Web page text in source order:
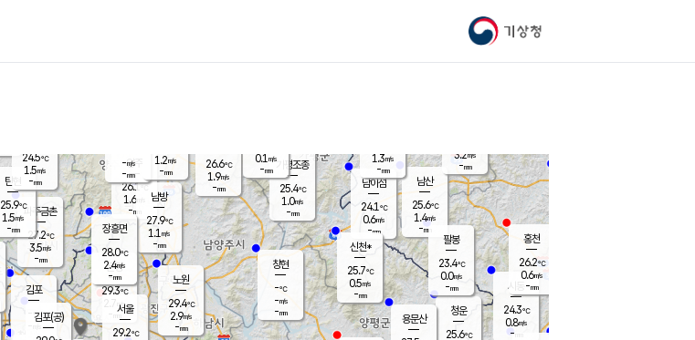
기상청
남이섬
24.1℃
0.6m/s
-mm
양주
26.1℃
1.6
-mm
남산
25.6℃
1.4m/s
-mm
청운
25.6℃
팔봉
23.4℃
0.0m/s
-mm
1.3m/s
-mm
파주금촌
27.2℃
3.5m/s
-mm
가평조종
25.4℃
1.0m/s
-mm
26.6℃
1.9m/s
-mm
신천*
25.7℃
0.5m/s
-mm
창현
-℃
-m/s
-mm
탄현
25.9℃
1.5m/s
-mm
0.1 m/s
-mm
김포
- ℃
-m/s
mm
은평
29.3℃
2.7 m/s
- mm
노원
29.4℃
2.9m/s
-mm
남방
27.9℃
1.1 m/s
-mm
장흥면
28.0℃
2.4m/s
-mm
-m/s
-mm
시동
24.3℃
0.8m/s
- mm
용문산
김포(공)
홍천
26.2℃
0.6m/s
-mm
서울
29.2℃
3.2m/s
-mm
24.5℃
1.5m/s
-mm
1.2m/s
-mm